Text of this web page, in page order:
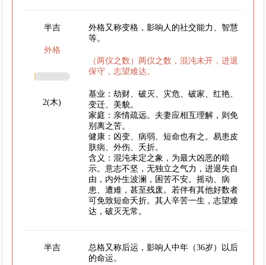
半吉
外格
2(木)
外格又称变格，影响人的社交能力、智慧
等。
（两仪之数）两仪之数，混沌未开，进退
保守，志望难达。
基业：劫财、破灭、灾危、破家、红艳、
变迁、美貌。
家庭：亲情疏远。夫妻应相互理解，则免
别离之苦。
健康：凶变、病弱、短命也有之。易患皮
肤病、外伤、夭折。
含义：混沌未定之象，为最大凶恶的暗
示。意志不坚，无独立之气力，进退失自
由，内外生波澜，困苦不安。摇动、病
患、遭难，甚至残废。若伴有其他好数者
可免致短命夭折。其人辛苦一生，志望难
达，破灭无常。
半吉
总格又称后运，影响人中年（36岁）以后
的命运。